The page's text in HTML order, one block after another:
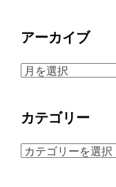
アーカイブ
ア
ブ
カテゴリー
カ